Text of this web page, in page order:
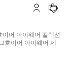
마이 태그호
귀하
어 아이웨어 컬렉션
호이어 아이웨어 제